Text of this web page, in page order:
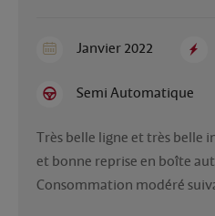
Janvier 2022
Semi Automatique
Très belle ligne et très belle
et bonne reprise en boîte
Consommation modéré